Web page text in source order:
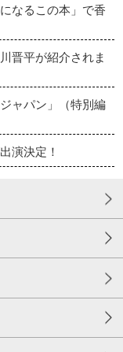
なるこの本」で香
晋平が紹介されま
ャパン」（特別編
演決定！